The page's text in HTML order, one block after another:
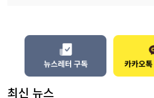
최신 뉴스